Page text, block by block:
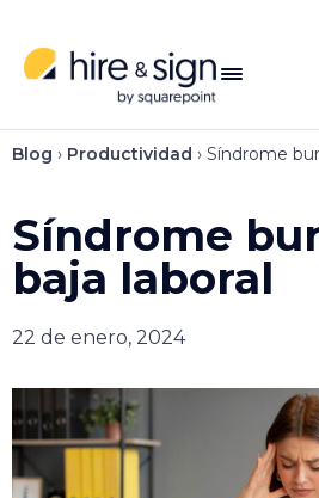
Blog › Productividad › Síndrome
Síndrome
baja laboral
22 de enero, 2024